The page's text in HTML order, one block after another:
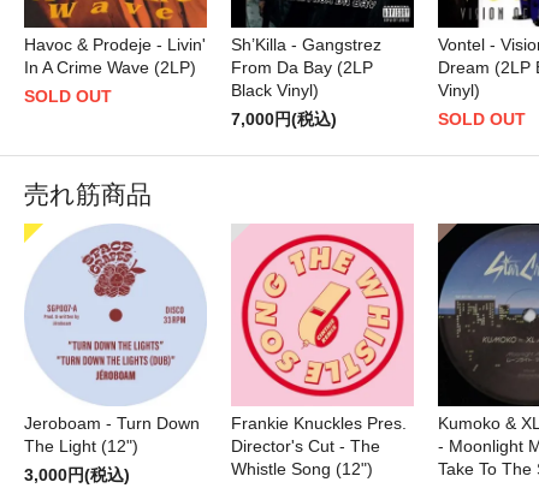
Havoc & Prodeje - Livin'
In A Crime Wave (2LP)
SOLD OUT
Sh’Killa - Gangstrez
From Da Bay (2LP
Black Vinyl)
7,000円(税込)
Vontel -
Dream (2LP
Vinyl)
SOLD OUT
売れ筋商品
Jeroboam - Turn Down
The Light (12")
3,000円(税込)
Frankie Knuckles Pres.
Director's Cut - The
Whistle Song (12")
Kumoko &
- Moonlight
Take To The